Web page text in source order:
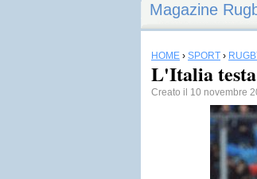
Magazine
HOME › SPORT ›
L'Italia testa
Creato il 10 novembre